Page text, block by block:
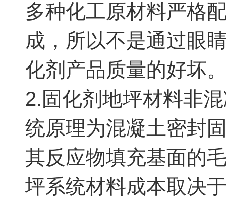
多种化工原材料严格
成，所以不是通过眼
化剂产品质量的好坏
2.固化剂地坪材料非
统原理为混凝土密封
其反应物填充基面的
坪系统材料成本取决